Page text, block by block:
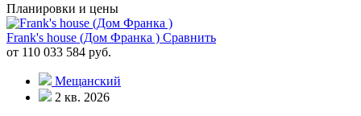
Планировки и цены
Frank's house (Дом Франка ) Сравнить
от 110 033 584 руб.
Мещанский
2 кв. 2026